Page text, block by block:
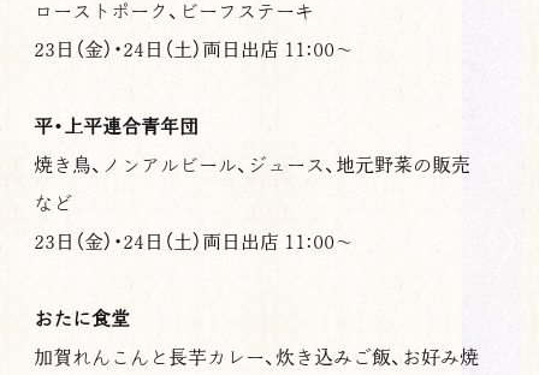
ローストポーク、ビーフステーキ
23日（金）・24日（土）両日出店 11:00〜
平・上平連合青年団
焼き鳥、ノンアルビール、ジュース、地元野菜の販売
など
23日（金）・24日（土）両日出店 11:00〜
おたに食堂
加賀れんこんと長芋カレー、炊き込みご飯、お好み焼